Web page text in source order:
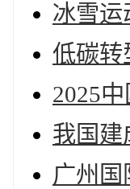
冰雪运
低碳转
2025
我国建
广州国